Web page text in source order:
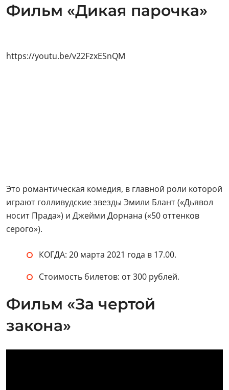
Фильм «Дикая парочка»
https://youtu.be/v22FzxESnQM
Это романтическая комедия, в главной роли которой
играют голливудские звезды Эмили Блант («Дьявол
носит Прада») и Джейми Дорнана («50 оттенков
серого»).
КОГДА: 20 марта 2021 года в 17.00.
Стоимость билетов: от 300 рублей.
Фильм «За чертой
закона»